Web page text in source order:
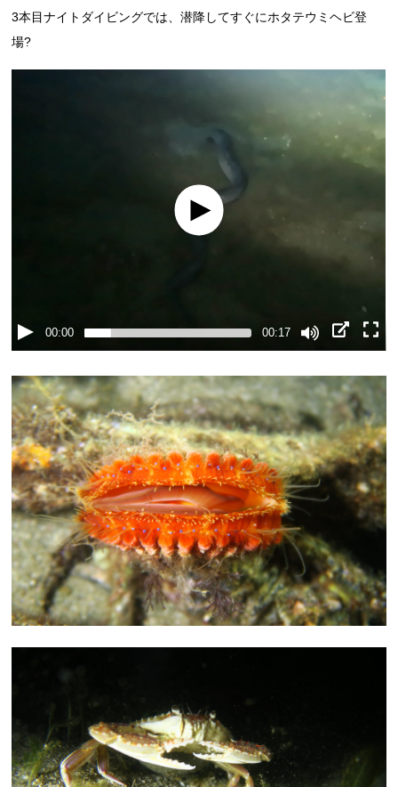
3本目ナイトダイビングでは、潜降してすぐにホタテウミヘビ登
場?
00:00 00:17